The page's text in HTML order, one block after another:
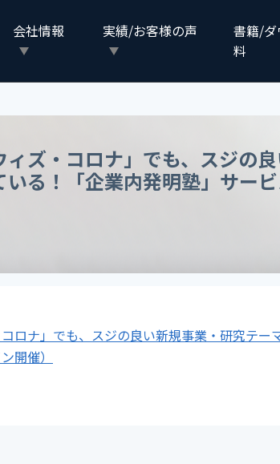
会社情報 実績/お客様の声
書籍/
料
ズ・コロナ」でも、スジの
る！「企業内発明塾」サー
ロナ」でも、スジの良い新規事業・研究テー
開催）